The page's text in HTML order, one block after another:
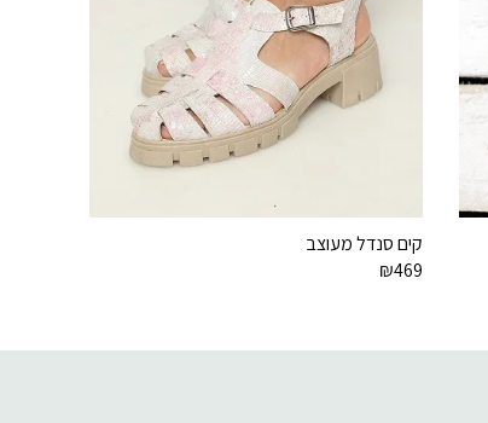
קים סנדל מעוצב
₪469